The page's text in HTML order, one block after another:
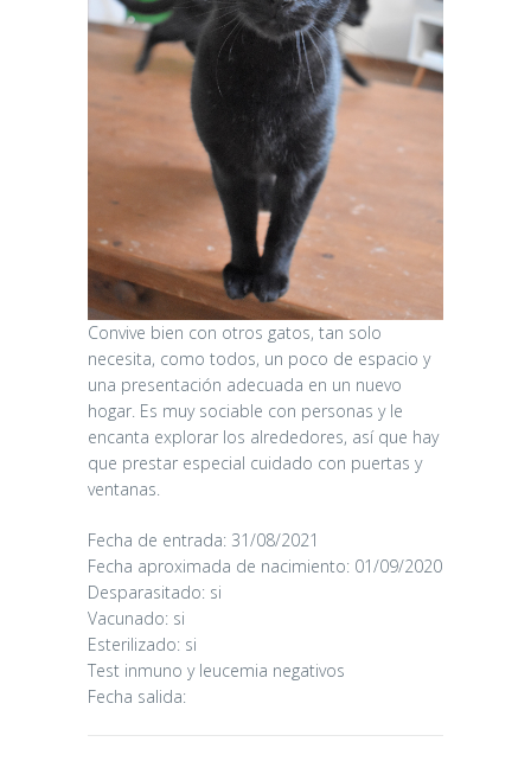
Convive bien con otros gatos, tan solo
necesita, como todos, un poco de espacio y
una presentación adecuada en un nuevo
hogar. Es muy sociable con personas y le
encanta explorar los alrededores, así que hay
que prestar especial cuidado con puertas y
ventanas.
Fecha de entrada: 31/08/2021
Fecha aproximada de nacimiento: 01/09/2020
Desparasitado: si
Vacunado: si
Esterilizado: si
Test inmuno y leucemia negativos
Fecha salida:
CANDY
16/06/2026